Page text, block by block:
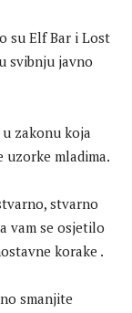
su Elf Bar i Lost
svibnju javno
zakonu koja
uzorke mladima.
stvarno
vam se osjetilo
korake .
smanjite